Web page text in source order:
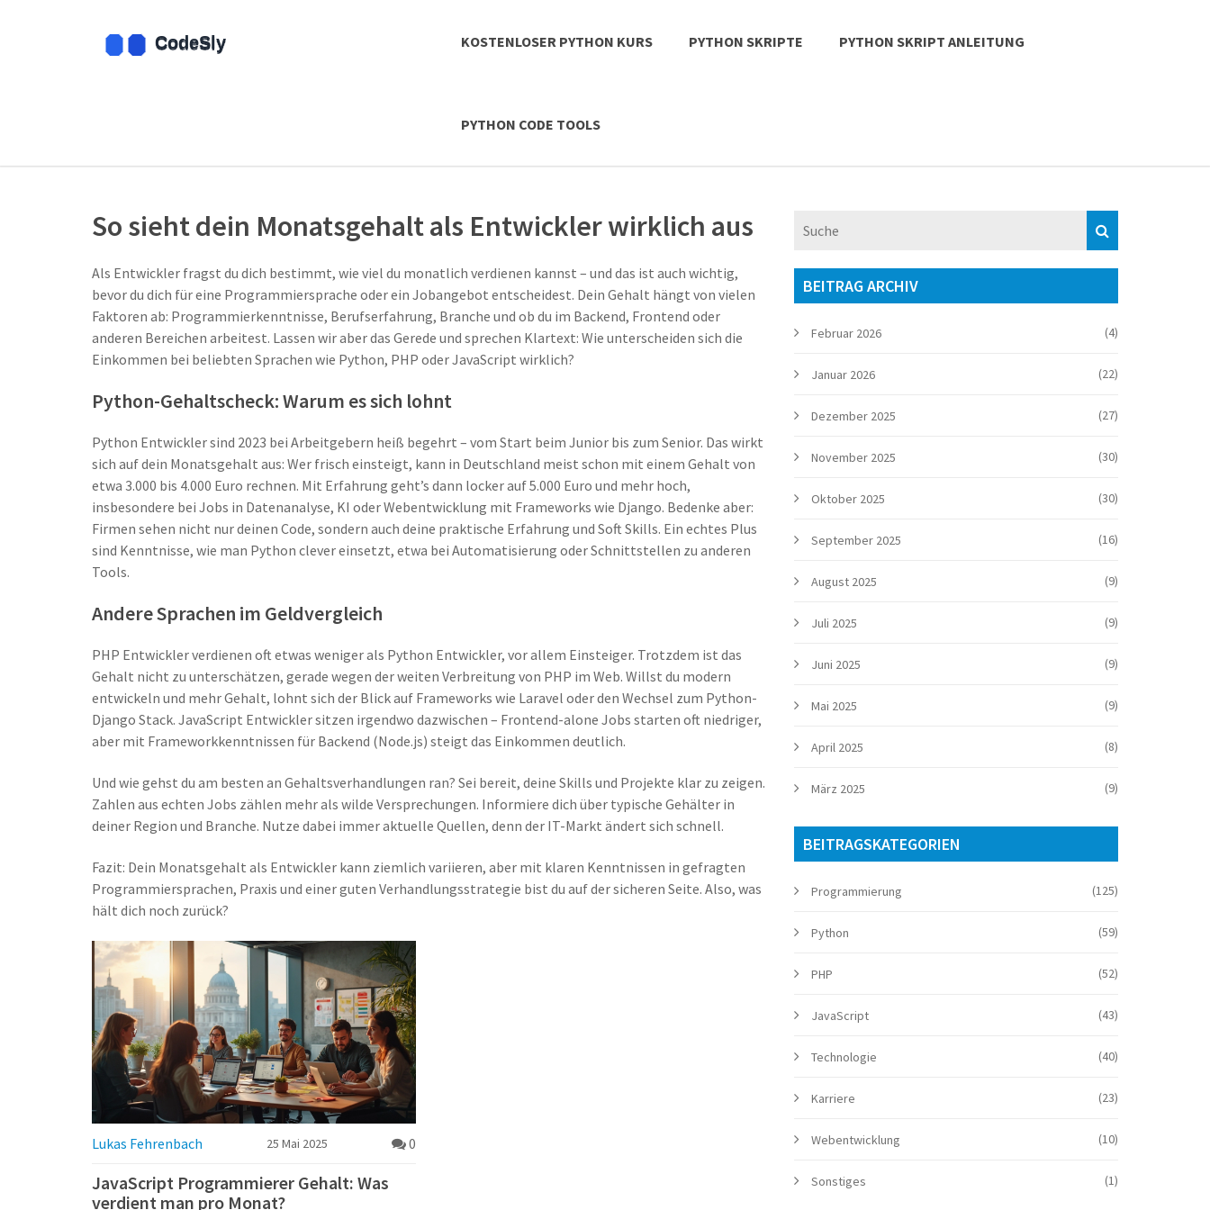
KOSTENLOSER PYTHON KURS PYTHON SKRIPTE PYTHON SKRIPT ANLEITUNG
PYTHON CODE TOOLS
So sieht dein Monatsgehalt als Entwickler wirklich aus
Als Entwickler fragst du dich bestimmt, wie viel du monatlich verdienen kannst – und das ist auch wichtig,
bevor du dich für eine Programmiersprache oder ein Jobangebot entscheidest. Dein Gehalt hängt von vielen
Faktoren ab: Programmierkenntnisse, Berufserfahrung, Branche und ob du im Backend, Frontend oder
anderen Bereichen arbeitest. Lassen wir aber das Gerede und sprechen Klartext: Wie unterscheiden sich die
Einkommen bei beliebten Sprachen wie Python, PHP oder JavaScript wirklich?
Python-Gehaltscheck: Warum es sich lohnt
Python Entwickler sind 2023 bei Arbeitgebern heiß begehrt – vom Start beim Junior bis zum Senior. Das wirkt
sich auf dein Monatsgehalt aus: Wer frisch einsteigt, kann in Deutschland meist schon mit einem Gehalt von
etwa 3.000 bis 4.000 Euro rechnen. Mit Erfahrung geht’s dann locker auf 5.000 Euro und mehr hoch,
insbesondere bei Jobs in Datenanalyse, KI oder Webentwicklung mit Frameworks wie Django. Bedenke aber:
Firmen sehen nicht nur deinen Code, sondern auch deine praktische Erfahrung und Soft Skills. Ein echtes Plus
sind Kenntnisse, wie man Python clever einsetzt, etwa bei Automatisierung oder Schnittstellen zu anderen
Tools.
Andere Sprachen im Geldvergleich
PHP Entwickler verdienen oft etwas weniger als Python Entwickler, vor allem Einsteiger. Trotzdem ist das
Gehalt nicht zu unterschätzen, gerade wegen der weiten Verbreitung von PHP im Web. Willst du modern
entwickeln und mehr Gehalt, lohnt sich der Blick auf Frameworks wie Laravel oder den Wechsel zum Python-
Django Stack. JavaScript Entwickler sitzen irgendwo dazwischen – Frontend-alone Jobs starten oft niedriger,
aber mit Frameworkkenntnissen für Backend (Node.js) steigt das Einkommen deutlich.
Und wie gehst du am besten an Gehaltsverhandlungen ran? Sei bereit, deine Skills und Projekte klar zu zeigen.
Zahlen aus echten Jobs zählen mehr als wilde Versprechungen. Informiere dich über typische Gehälter in
deiner Region und Branche. Nutze dabei immer aktuelle Quellen, denn der IT-Markt ändert sich schnell.
Fazit: Dein Monatsgehalt als Entwickler kann ziemlich variieren, aber mit klaren Kenntnissen in gefragten
Programmiersprachen, Praxis und einer guten Verhandlungsstrategie bist du auf der sicheren Seite. Also, was
hält dich noch zurück?
Lukas Fehrenbach 25 Mai 2025 0
JavaScript Programmierer Gehalt: Was
verdient man pro Monat?
BEITRAG ARCHIV
Februar 2026 (4)
Januar 2026 (22)
Dezember 2025 (27)
November 2025 (30)
Oktober 2025 (30)
September 2025 (16)
August 2025 (9)
Juli 2025 (9)
Juni 2025 (9)
Mai 2025 (9)
April 2025 (8)
März 2025 (9)
BEITRAGSKATEGORIEN
Programmierung (125)
Python (59)
PHP (52)
JavaScript (43)
Technologie (40)
Karriere (23)
Webentwicklung (10)
Sonstiges (1)